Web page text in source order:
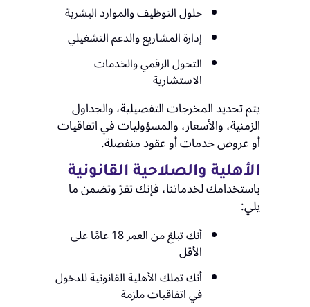
حلول التوظيف والموارد البشرية
إدارة المشاريع والدعم التشغيلي
التحول الرقمي والخدمات
الاستشارية
يتم تحديد المخرجات التفصيلية، والجداول
الزمنية، والأسعار، والمسؤوليات في اتفاقيات
أو عروض خدمات أو عقود منفصلة.
الأهلية والصلاحية القانونية
باستخدامك لخدماتنا، فإنك تقرّ وتضمن ما
يلي:
أنك تبلغ من العمر 18 عامًا على
الأقل
أنك تملك الأهلية القانونية للدخول
في اتفاقيات ملزمة